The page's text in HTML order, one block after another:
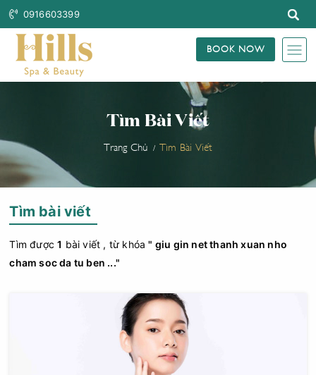
0916603399
BOOK NOW
Tìm Bài Viết
Trang Chủ Tìm Bài Viết
Tìm bài viết
Tìm được1 bài viết , từ khóa" giu gin net thanh xuan nho
cham soc da tu ben ..."